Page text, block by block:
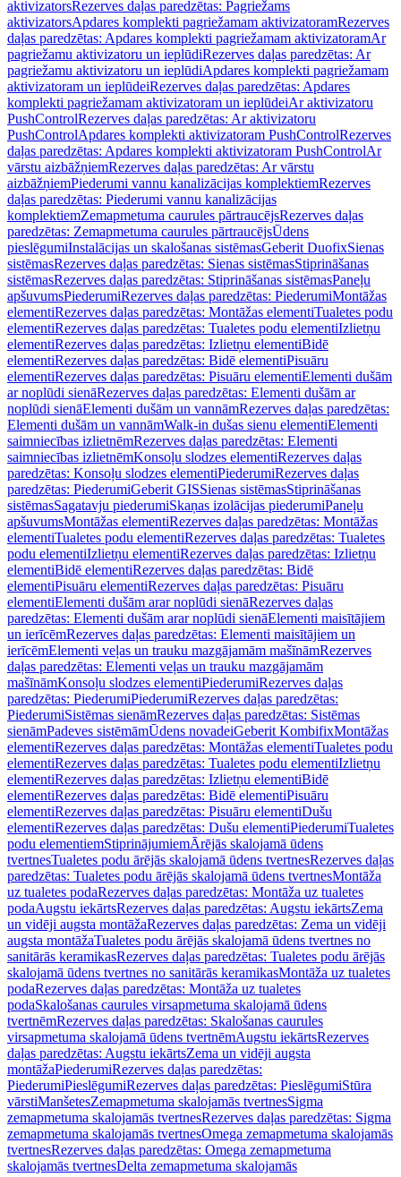
aktivizatorsRezerves daļas paredzētas: Pagriežams
aktivizatorsApdares komplekti pagriežamam aktivizatoramRezerves
daļas paredzētas: Apdares komplekti pagriežamam aktivizatoramAr
pagriežamu aktivizatoru un ieplūdiRezerves daļas paredzētas: Ar
pagriežamu aktivizatoru un ieplūdiApdares komplekti pagriežamam
aktivizatoram un ieplūdeiRezerves daļas paredzētas: Apdares
komplekti pagriežamam aktivizatoram un ieplūdeiAr aktivizatoru
PushControlRezerves daļas paredzētas: Ar aktivizatoru
PushControlApdares komplekti aktivizatoram PushControlRezerves
daļas paredzētas: Apdares komplekti aktivizatoram PushControlAr
vārstu aizbāžņiemRezerves daļas paredzētas: Ar vārstu
aizbāžņiemPiederumi vannu kanalizācijas komplektiemRezerves
daļas paredzētas: Piederumi vannu kanalizācijas
komplektiemZemapmetuma caurules pārtraucējsRezerves daļas
paredzētas: Zemapmetuma caurules pārtraucējsŪdens
pieslēgumiInstalācijas un skalošanas sistēmasGeberit DuofixSienas
sistēmasRezerves daļas paredzētas: Sienas sistēmasStiprināšanas
sistēmasRezerves daļas paredzētas: Stiprināšanas sistēmasPaneļu
apšuvumsPiederumiRezerves daļas paredzētas: PiederumiMontāžas
elementiRezerves daļas paredzētas: Montāžas elementiTualetes podu
elementiRezerves daļas paredzētas: Tualetes podu elementiIzlietņu
elementiRezerves daļas paredzētas: Izlietņu elementiBidē
elementiRezerves daļas paredzētas: Bidē elementiPisuāru
elementiRezerves daļas paredzētas: Pisuāru elementiElementi dušām
ar noplūdi sienāRezerves daļas paredzētas: Elementi dušām ar
noplūdi sienāElementi dušām un vannāmRezerves daļas paredzētas:
Elementi dušām un vannāmWalk-in dušas sienu elementiElementi
saimniecības izlietnēmRezerves daļas paredzētas: Elementi
saimniecības izlietnēmKonsoļu slodzes elementiRezerves daļas
paredzētas: Konsoļu slodzes elementiPiederumiRezerves daļas
paredzētas: PiederumiGeberit GISSienas sistēmasStiprināšanas
sistēmasSagatavju piederumiSkaņas izolācijas piederumiPaneļu
apšuvumsMontāžas elementiRezerves daļas paredzētas: Montāžas
elementiTualetes podu elementiRezerves daļas paredzētas: Tualetes
podu elementiIzlietņu elementiRezerves daļas paredzētas: Izlietņu
elementiBidē elementiRezerves daļas paredzētas: Bidē
elementiPisuāru elementiRezerves daļas paredzētas: Pisuāru
elementiElementi dušām arar noplūdi sienāRezerves daļas
paredzētas: Elementi dušām arar noplūdi sienāElementi maisītājiem
un ierīcēmRezerves daļas paredzētas: Elementi maisītājiem un
ierīcēmElementi veļas un trauku mazgājamām mašīnāmRezerves
daļas paredzētas: Elementi veļas un trauku mazgājamām
mašīnāmKonsoļu slodzes elementiPiederumiRezerves daļas
paredzētas: PiederumiPiederumiRezerves daļas paredzētas:
PiederumiSistēmas sienāmRezerves daļas paredzētas: Sistēmas
sienāmPadeves sistēmāmŪdens novadeiGeberit KombifixMontāžas
elementiRezerves daļas paredzētas: Montāžas elementiTualetes podu
elementiRezerves daļas paredzētas: Tualetes podu elementiIzlietņu
elementiRezerves daļas paredzētas: Izlietņu elementiBidē
elementiRezerves daļas paredzētas: Bidē elementiPisuāru
elementiRezerves daļas paredzētas: Pisuāru elementiDušu
elementiRezerves daļas paredzētas: Dušu elementiPiederumiTualetes
podu elementiemStiprinājumiemĀrējās skalojamā ūdens
tvertnesTualetes podu ārējās skalojamā ūdens tvertnesRezerves daļas
paredzētas: Tualetes podu ārējās skalojamā ūdens tvertnesMontāža
uz tualetes podaRezerves daļas paredzētas: Montāža uz tualetes
podaAugstu iekārtsRezerves daļas paredzētas: Augstu iekārtsZema
un vidēji augsta montāžaRezerves daļas paredzētas: Zema un vidēji
augsta montāžaTualetes podu ārējās skalojamā ūdens tvertnes no
sanitārās keramikasRezerves daļas paredzētas: Tualetes podu ārējās
skalojamā ūdens tvertnes no sanitārās keramikasMontāža uz tualetes
podaRezerves daļas paredzētas: Montāža uz tualetes
podaSkalošanas caurules virsapmetuma skalojamā ūdens
tvertnēmRezerves daļas paredzētas: Skalošanas caurules
virsapmetuma skalojamā ūdens tvertnēmAugstu iekārtsRezerves
daļas paredzētas: Augstu iekārtsZema un vidēji augsta
montāžaPiederumiRezerves daļas paredzētas:
PiederumiPieslēgumiRezerves daļas paredzētas: PieslēgumiStūra
vārstiManšetesZemapmetuma skalojamās tvertnesSigma
zemapmetuma skalojamās tvertnesRezerves daļas paredzētas: Sigma
zemapmetuma skalojamās tvertnesOmega zemapmetuma skalojamās
tvertnesRezerves daļas paredzētas: Omega zemapmetuma
skalojamās tvertnesDelta zemapmetuma skalojamās